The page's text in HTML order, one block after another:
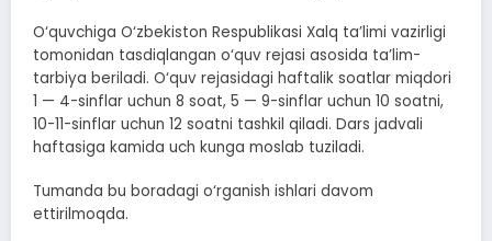
O‘quvchiga O‘zbekiston Respublikasi Xalq ta’limi vazirligi
tomonidan tasdiqlangan o‘quv rejasi asosida ta’lim-
tarbiya beriladi. O‘quv rejasidagi haftalik soatlar miqdori
1 — 4-sinflar uchun 8 soat, 5 — 9-sinflar uchun 10 soatni,
10-11-sinflar uchun 12 soatni tashkil qiladi. Dars jadvali
haftasiga kamida uch kunga moslab tuziladi.
Tumanda bu boradagi o‘rganish ishlari davom
ettirilmoqda.